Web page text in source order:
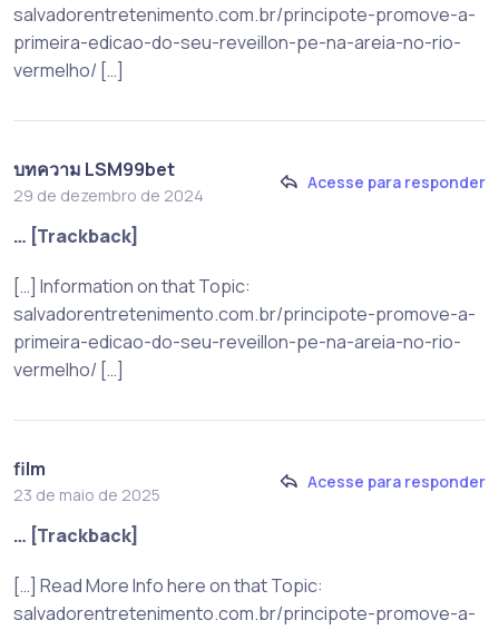
salvadorentretenimento.com.br/principote-promove-a-
primeira-edicao-do-seu-reveillon-pe-na-areia-no-rio-
vermelho/ […]
บทความ LSM99bet
29 de dezembro de 2024
Acesse para responder
… [Trackback]
[…] Information on that Topic:
salvadorentretenimento.com.br/principote-promove-a-
primeira-edicao-do-seu-reveillon-pe-na-areia-no-rio-
vermelho/ […]
film
23 de maio de 2025
Acesse para responder
… [Trackback]
[…] Read More Info here on that Topic:
salvadorentretenimento.com.br/principote-promove-a-